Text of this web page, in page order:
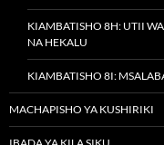
KIAMBATISHO 8H: UTII
NA HEKALU
KIAMBATISHO 8I:
MACHAPISHO YA KUSHIRIKI